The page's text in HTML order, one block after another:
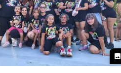
photo